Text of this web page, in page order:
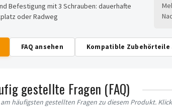
Befestigung mit 3 Schrauben: dauerhafte
oder Radweg
FAQ ansehen Kompatible Zubehörteile
gestellte Fragen (FAQ)
häufigsten gestellten Fragen zu diesem Produkt.